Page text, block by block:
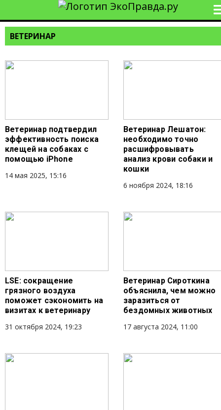
ВЕТЕРИНАР
Ветеринар подтвердил
эффективность поиска
клещей на собаках с
помощью iPhone
14 мая 2025, 15:16
Ветеринар Лешатон:
необходимо точно
расшифровывать
анализ крови собаки и
кошки
6 ноября 2024, 18:16
LSE: сокращение
грязного воздуха
поможет сэкономить на
визитах к ветеринару
31 октября 2024, 19:23
Ветеринар Сироткина
объяснила, чем можно
заразиться от
бездомных животных
17 августа 2024, 11:00